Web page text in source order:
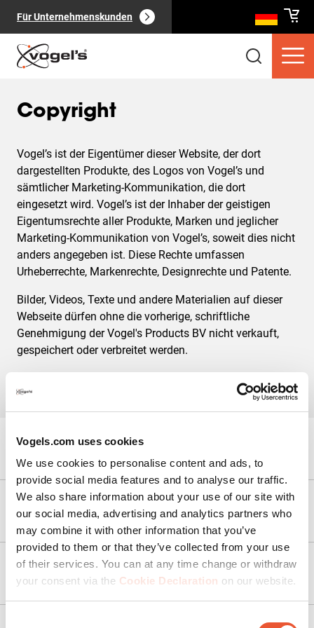
Vogels.com uses cookies
We use cookies to personalise content and ads, to
provide social media features and to analyse our traffic.
We also share information about your use of our site with
our social media, advertising and analytics partners who
may combine it with other information that you’ve
provided to them or that they’ve collected from your use
of their services. You can at any time change or withdraw
your consent via the Cookie Declaration on our website.
Für Unternehmenskunden
Verbraucherprodukte (0): Alle anzeigen
Copyright
Vogel’s ist der Eigentümer dieser Website, der dort
dargestellten Produkte, des Logos von Vogel’s und
sämtlicher Marketing-Kommunikation, die dort
eingesetzt wird. Vogel’s ist der Inhaber der geistigen
Eigentumsrechte aller Produkte, Marken und jeglicher
Marketing-Kommunikation von Vogel’s, soweit dies nicht
anders angegeben ist. Diese Rechte umfassen
Urheberrechte, Markenrechte, Designrechte und Patente.
Bilder, Videos, Texte und andere Materialien auf dieser
Webseite dürfen ohne die vorherige, schriftliche
Genehmigung der Vogel's Products BV nicht verkauft,
gespeichert oder verbreitet werden.
Wir helfen Ihnen gerne!
Unsere Produkte